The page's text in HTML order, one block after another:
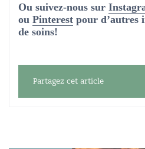
Ou suivez-nous sur
ou Pinterest pour d’autres
de soins!
Partagez cet article